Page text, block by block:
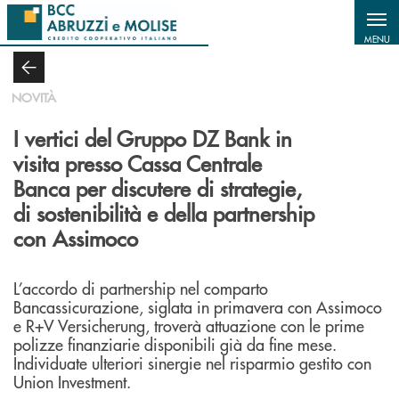
Salta al contenuto principale
MENU
NOVITÀ
I vertici del Gruppo DZ Bank in
visita presso Cassa Centrale
Banca per discutere di strategie,
di sostenibilità e della partnership
con Assimoco
L’accordo di partnership nel comparto
Bancassicurazione, siglata in primavera con Assimoco
e R+V Versicherung, troverà attuazione con le prime
polizze finanziarie disponibili già da fine mese.
Individuate ulteriori sinergie nel risparmio gestito con
Union Investment.